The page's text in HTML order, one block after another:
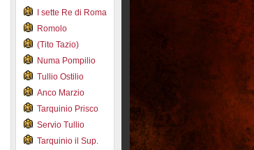
I sette Re di Roma
Romolo
(Tito Tazio)
Numa Pompilio
Tullio Ostilio
Anco Marzio
Tarquinio Prisco
Servio Tullio
Tarquinio il Sup.